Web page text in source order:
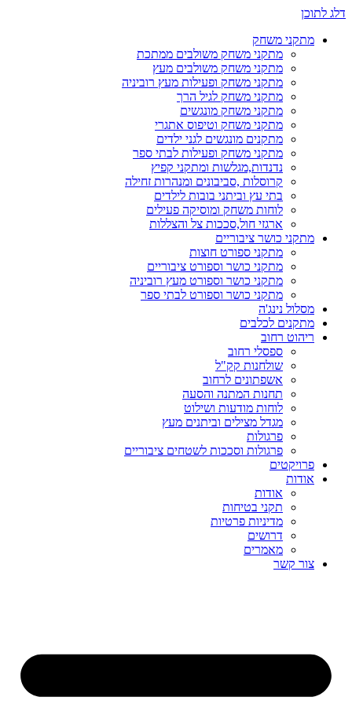
דלג לתוכן
מתקני משחק
מתקני משחק משולבים ממתכת
מתקני משחק משולבים מעץ
מתקני משחק ופעילות מעץ רוביניה
מתקני משחק לגיל הרך
מתקני משחק מונגשים
מתקני משחק וטיפוס אתגרי
מתקנים מונגשים לגני ילדים
מתקני משחק ופעילות לבתי ספר
נדנדות,מגלשות ומתקני קפיץ
קרוסלות ,סביבונים ומנהרות זחילה
בתי עץ וביתני בובות לילדים
לוחות משחק ומוסיקה פעילים
ארגזי חול,סככות צל והצללות
מתקני כושר ציבוריים
מתקני ספורט חוצות
מתקני כושר וספורט ציבוריים
מתקני כושר וספורט מעץ רוביניה
מתקני כושר וספורט לבתי ספר
מסלול נינג'ה
מתקנים לכלבים
ריהוט רחוב
ספסלי רחוב
שולחנות קק"ל
אשפתונים לרחוב
תחנות המתנה והסעה
לוחות מודעות ושילוט
מגדל מצילים וביתנים מעץ
פרגולות
פרגולות וסככות לשטחים ציבוריים
פרויקטים
אודות
אודות
תקני בטיחות
מדיניות פרטיות
דרושים
מאמרים
צור קשר